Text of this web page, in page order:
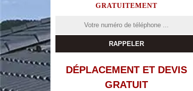
GRATUITEMENT
DÉPLACEMENT ET DEVIS
GRATUIT